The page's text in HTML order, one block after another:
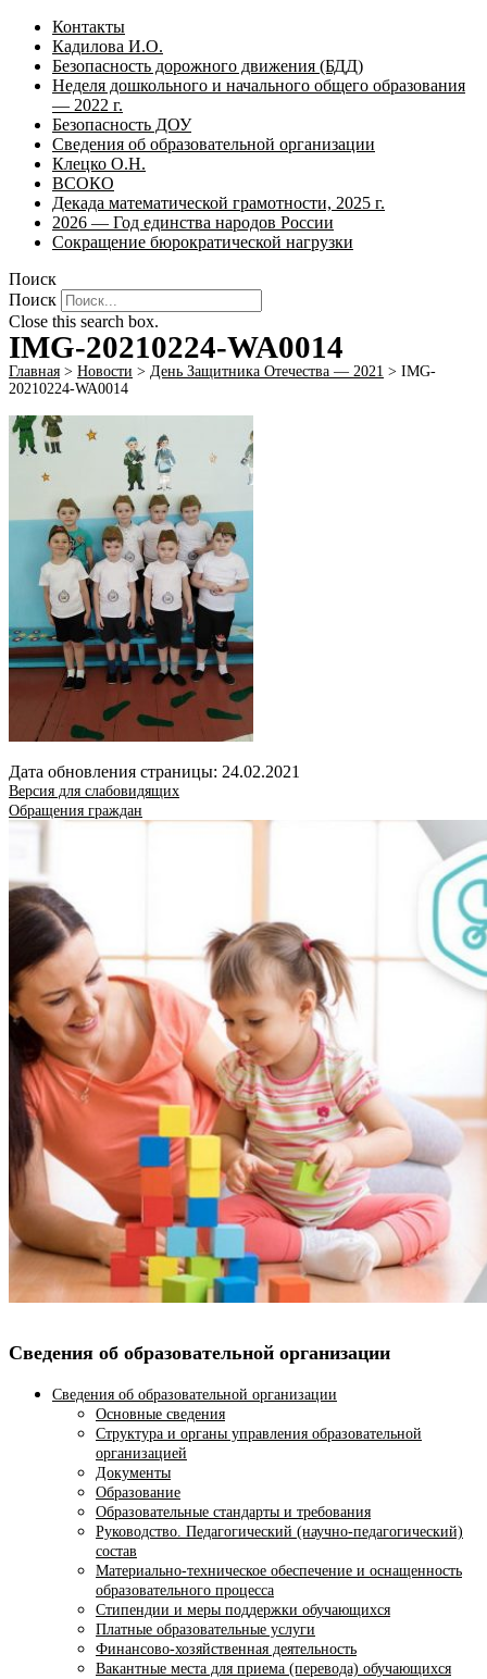
Контакты
Кадилова И.О.
Безопасность дорожного движения (БДД)
Неделя дошкольного и начального общего образования
— 2022 г.
Безопасность ДОУ
Сведения об образовательной организации
Клецко О.Н.
ВСОКО
Декада математической грамотности, 2025 г.
2026 — Год единства народов России
Сокращение бюрократической нагрузки
Поиск
Поиск
Close this search box.
IMG-20210224-WA0014
Главная > Новости > День Защитника Отечества — 2021 > IMG-
20210224-WA0014
Дата обновления страницы: 24.02.2021
Версия для слабовидящих
Обращения граждан
Сведения об образовательной организации
Сведения об образовательной организации
Основные сведения
Структура и органы управления образовательной
организацией
Документы
Образование
Образовательные стандарты и требования
Руководство. Педагогический (научно-педагогический)
состав
Материально-техническое обеспечение и оснащенность
образовательного процесса
Стипендии и меры поддержки обучающихся
Платные образовательные услуги
Финансово-хозяйственная деятельность
Вакантные места для приема (перевода) обучающихся